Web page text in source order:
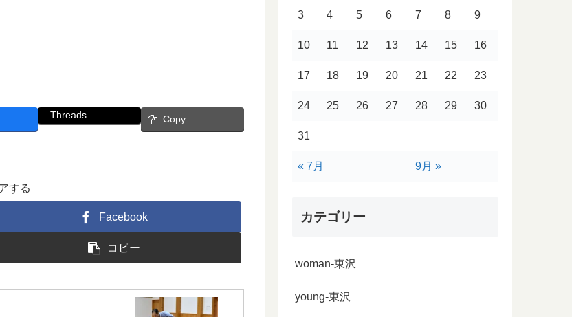
Threads Copy
する
Facebook
コピー
3 4 5 6 7 8 9
10 11 12 13 14 15 16
17 18 19 20 21 22 23
24 25 26 27 28 29 30
31
« 7月 9月 »
カテゴリー
woman-東沢
young-東沢